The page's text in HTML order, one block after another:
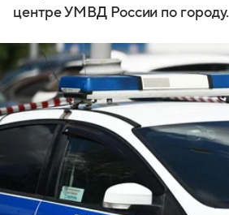
центре УМВД России по городу.